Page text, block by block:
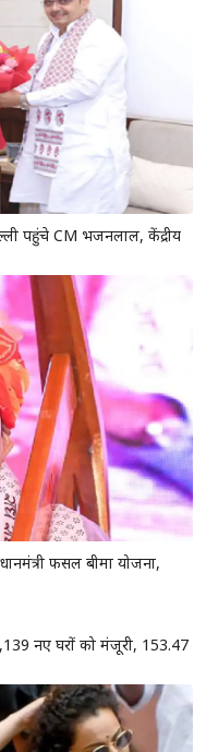
पहुंचे CM भजनलाल, केंद्रीय
फसल बीमा योजना,